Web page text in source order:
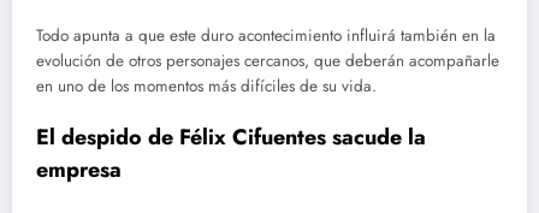
Todo apunta a que este duro acontecimiento influirá también en la
evolución de otros personajes cercanos, que deberán acompañarle
en uno de los momentos más difíciles de su vida.
El despido de Félix Cifuentes sacude la
empresa